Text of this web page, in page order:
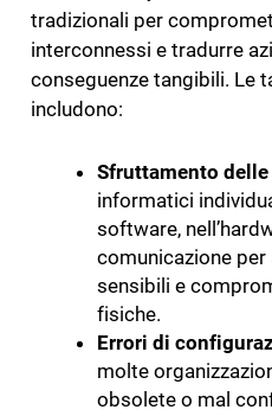
tradizionali per
interconnessi e tradurre
conseguenze tangibili. Le
includono:
Sfruttamento
informatici
software,
comunicazione
sensibili e
fisiche.
Errori di
molte
obsolete o mal